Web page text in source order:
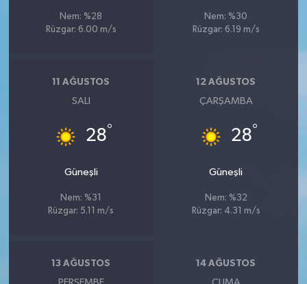
Nem: %28
Rüzgar: 6.00 m/s
Nem: %30
Rüzgar: 6.19 m/s
11 AĞUSTOS
SALI
28°
Güneşli
Nem: %31
Rüzgar: 5.11 m/s
12 AĞUSTOS
ÇARŞAMBA
28°
Güneşli
Nem: %32
Rüzgar: 4.31 m/s
13 AĞUSTOS 14 AĞUSTOS